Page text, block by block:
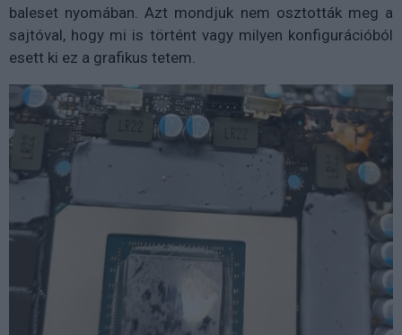
baleset nyomában. Azt mondjuk nem osztották meg a
sajtóval, hogy mi is történt vagy milyen konfigurációból
esett ki ez a grafikus tetem.